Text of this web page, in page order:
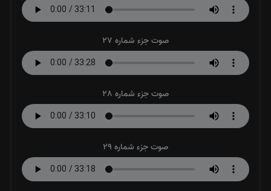
صوت جزء شماره 27
صوت جزء شماره 28
صوت جزء شماره 29